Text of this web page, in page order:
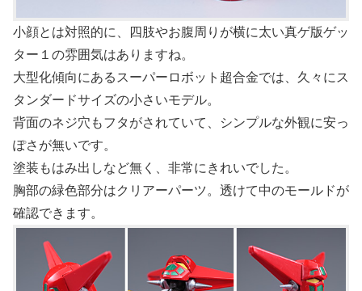
小顔とは対照的に、四肢やお腹周りが横に太い真ゲ版ゲッ
ター１の雰囲気はありますね。
大型化傾向にあるスーパーロボット超合金では、久々にス
タンダードサイズの小さいモデル。
背面のネジ穴もフタがされていて、シンプルな外観に安っ
ぽさが無いです。
塗装もはみ出しなど無く、非常にきれいでした。
胸部の緑色部分はクリアーパーツ。透けて中のモールドが
確認できます。